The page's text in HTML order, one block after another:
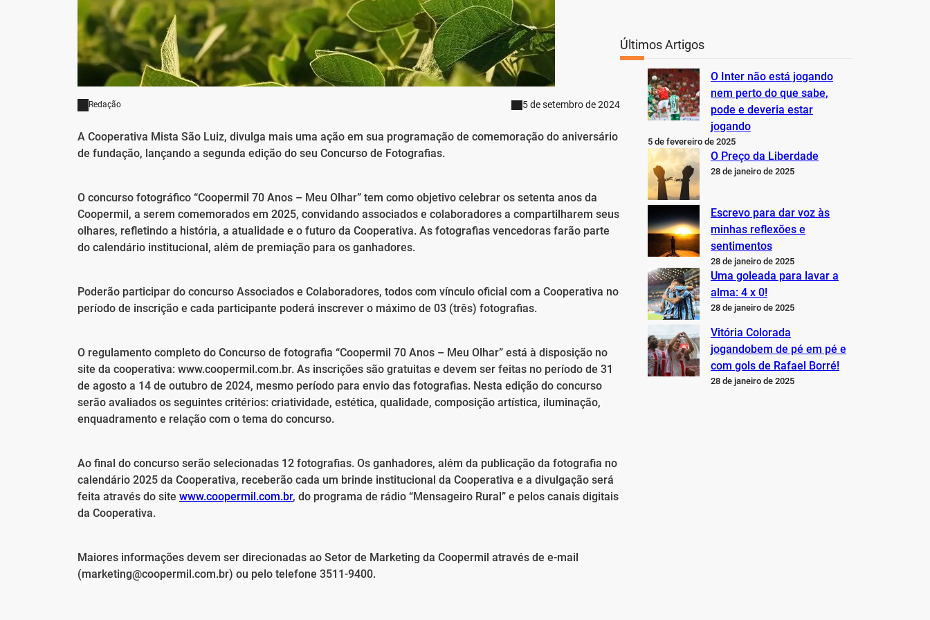
Redação 5 de setembro de 2024
A Cooperativa Mista São Luiz, divulga mais uma ação em sua programação de comemoração do aniversário
de fundação, lançando a segunda edição do seu Concurso de Fotografias.
O concurso fotográfico “Coopermil 70 Anos – Meu Olhar” tem como objetivo celebrar os setenta anos da
Coopermil, a serem comemorados em 2025, convidando associados e colaboradores a compartilharem seus
olhares, refletindo a história, a atualidade e o futuro da Cooperativa. As fotografias vencedoras farão parte
do calendário institucional, além de premiação para os ganhadores.
Poderão participar do concurso Associados e Colaboradores, todos com vínculo oficial com a Cooperativa no
período de inscrição e cada participante poderá inscrever o máximo de 03 (três) fotografias.
O regulamento completo do Concurso de fotografia “Coopermil 70 Anos – Meu Olhar” está à disposição no
site da cooperativa: www.coopermil.com.br. As inscrições são gratuitas e devem ser feitas no período de 31
de agosto a 14 de outubro de 2024, mesmo período para envio das fotografias. Nesta edição do concurso
serão avaliados os seguintes critérios: criatividade, estética, qualidade, composição artística, iluminação,
enquadramento e relação com o tema do concurso.
Ao final do concurso serão selecionadas 12 fotografias. Os ganhadores, além da publicação da fotografia no
calendário 2025 da Cooperativa, receberão cada um brinde institucional da Cooperativa e a divulgação será
feita através do site www.coopermil.com.br, do programa de rádio “Mensageiro Rural” e pelos canais digitais
da Cooperativa.
Maiores informações devem ser direcionadas ao Setor de Marketing da Coopermil através de e-mail
(marketing@coopermil.com.br) ou pelo telefone 3511-9400.
Últimos Artigos
O Inter não está jogando
nem perto do que sabe,
pode e deveria estar
jogando
5 de fevereiro de 2025
O Preço da Liberdade
28 de janeiro de 2025
Escrevo para dar voz às
minhas reflexões e
sentimentos
28 de janeiro de 2025
Uma goleada para lavar a
alma: 4 x 0!
28 de janeiro de 2025
Vitória Colorada
jogandobem de pé em pé e
com gols de Rafael Borré!
28 de janeiro de 2025